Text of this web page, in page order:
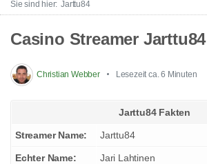
Jarttu84
Casino Streamer Jarttu84
Christian Webber Lesezeit ca. 6 Minuten
Jarttu84 Fakten
Streamer Name: Jarttu84
Echter Name: Jari Lahtinen